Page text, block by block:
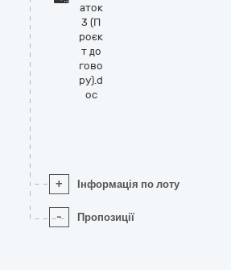
аток
3 (П
роєк
т до
гово
ру).d
oc
+ Інформація по лоту
- Пропозиції